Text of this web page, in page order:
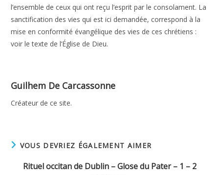
l’ensemble de ceux qui ont reçu l’esprit par le consolament. La
sanctification des vies qui est ici demandée, correspond à la
mise en conformité évangélique des vies de ces chrétiens :
voir le texte de l’Église de Dieu.
Guilhem De Carcassonne
Créateur de ce site.
VOUS DEVRIEZ ÉGALEMENT AIMER
Rituel occitan de Dublin – Glose du Pater – 1 – 2